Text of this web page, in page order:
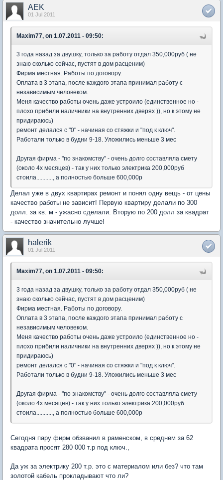
AEK
01 Jul 2011
Maxim77, on 1.07.2011 - 09:50:
3 года назад за двушку, только за работу отдал 350,000руб ( не
знаю сколько сейчас, пустят в дом расценим)
Фирма местная. Работы по договору.
Оплата в 3 этапа, после каждого этапа принимал работу с
независимым человеком.
Меня качество работы очень даже устроило (единственное но -
плохо прибили наличники на внутренних дверях )), но к этому не
придираюсь)
ремонт делался с "0" - начиная со стяжки и "под к ключ".
Работали только в будни 9-18. Уложились меньше 3 мес
Другая фирма - "по знакомству" - очень долго составляла смету
(около 4х месяцев) - так у них только электрика 200,000руб
стоила..........., а полностью больше 600,000р
Делал уже в двух квартирах ремонт и понял одну вещь - от цены
качество работы не зависит! Первую квартиру делали по 300
долл. за кв. м - ужасно сделали. Вторую по 200 долл за квадрат
- качество значительно лучше!
halerik
01 Jul 2011
Maxim77, on 1.07.2011 - 09:50:
3 года назад за двушку, только за работу отдал 350,000руб ( не
знаю сколько сейчас, пустят в дом расценим)
Фирма местная. Работы по договору.
Оплата в 3 этапа, после каждого этапа принимал работу с
независимым человеком.
Меня качество работы очень даже устроило (единственное но -
плохо прибили наличники на внутренних дверях )), но к этому не
придираюсь)
ремонт делался с "0" - начиная со стяжки и "под к ключ".
Работали только в будни 9-18. Уложились меньше 3 мес
Другая фирма - "по знакомству" - очень долго составляла смету
(около 4х месяцев) - так у них только электрика 200,000руб
стоила..........., а полностью больше 600,000р
Сегодня пару фирм обзванил в раменском, в среднем за 62
квадрата просят 280 000 т.р под ключ.,
Да уж за электрику 200 т.р. это с материалом или без? что там
золотой кабель прокладывают что ли?